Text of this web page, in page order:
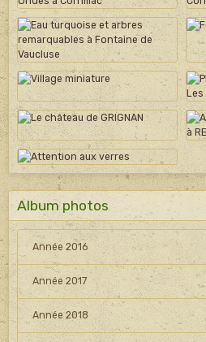
Album photos
Année 2016
Année 2017
Année 2018